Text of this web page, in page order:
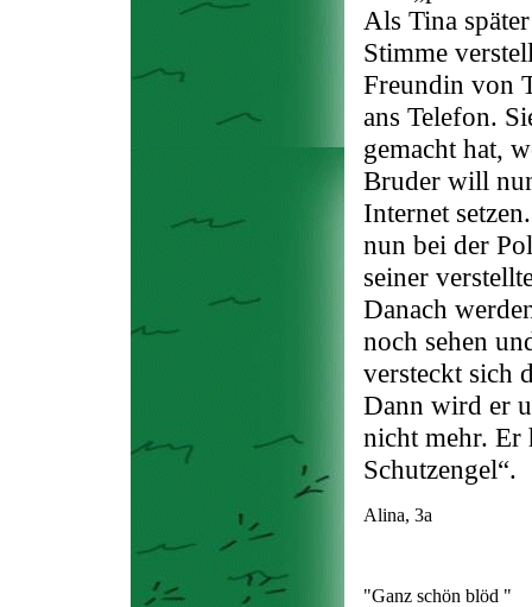
Als Tina
Stimme
Freundin von
ans Telefon.
gemacht hat,
Bruder will
Internet
nun bei der
seiner
Danach
noch sehen
versteckt sich
Dann wird er
nicht mehr. Er
Schutzengel“.
Alina, 3a
"Ganz schön blöd "